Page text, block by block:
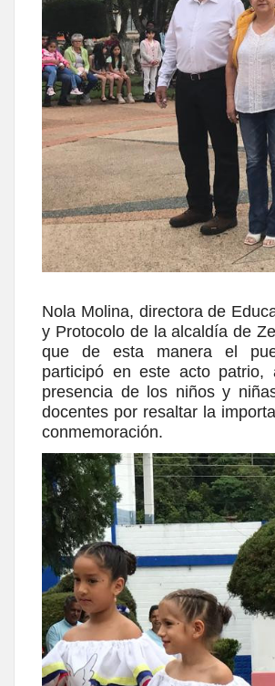
Nola Molina, directora de
y Protocolo de la alcaldía de
que de esta manera el
participó en este acto patrio,
presencia de los niños y
docentes por resaltar la
conmemoración.